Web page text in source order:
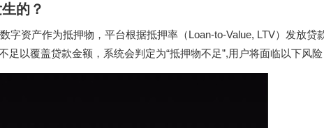
的？
字资产作为抵押物，平台根据抵押率（Loan-to-Value, LTV）发放贷
以覆盖贷款金额，系统会判定为“抵押物不足”,用户将面临以下风险